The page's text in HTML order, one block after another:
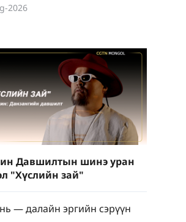
2026
Давшилтын шинэ уран
"Хүслийн зай"
— далайн эргийн сэрүүн